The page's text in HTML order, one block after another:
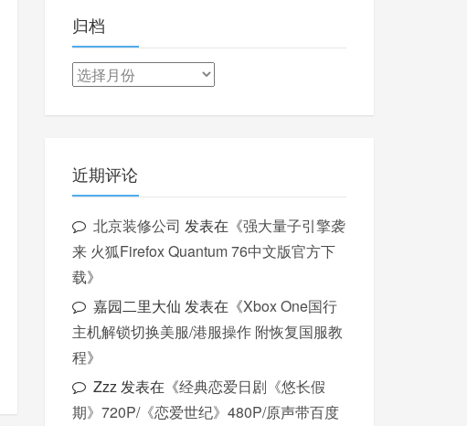
归档
归
近期评论
北京装修公司 发表在《强大量子引擎袭
来 火狐Firefox Quantum 76中文版官方下
载》
嘉园二里大仙 发表在《Xbox One国行
主机解锁切换美服/港服操作 附恢复国服教
程》
Zzz发表在《经典恋爱日剧《悠长假
期》720P/《恋爱世纪》480P/原声带百度